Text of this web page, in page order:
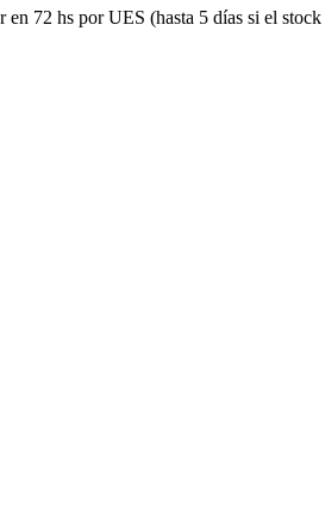
72 hs por UES (hasta 5 días si el